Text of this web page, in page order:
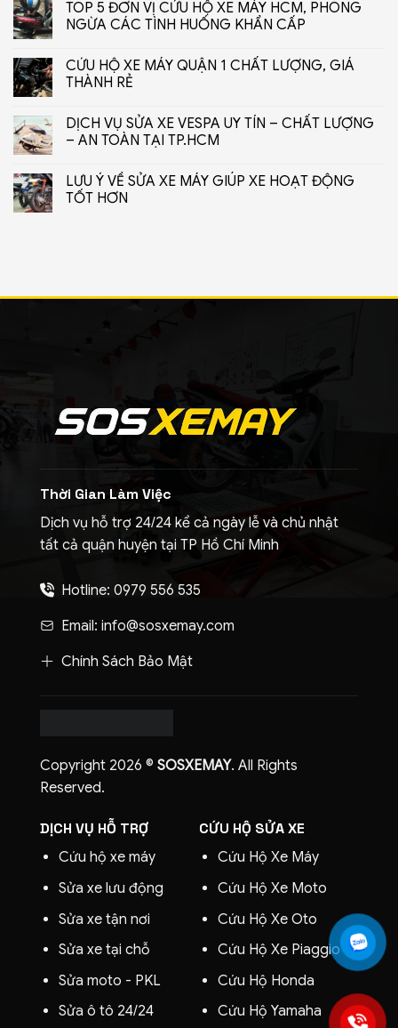
TOP 5 ĐƠN VỊ CỨU HỘ XE MÁY HCM, PHÒNG
NGỪA CÁC TÌNH HUỐNG KHẨN CẤP
CỨU HỘ XE MÁY QUẬN 1 CHẤT LƯỢNG, GIÁ
THÀNH RẺ
DỊCH VỤ SỬA XE VESPA UY TÍN – CHẤT LƯỢNG
– AN TOÀN TẠI TP.HCM
LƯU Ý VỀ SỬA XE MÁY GIÚP XE HOẠT ĐỘNG
TỐT HƠN
Thời Gian Làm Việc
Dịch vụ hỗ trợ 24/24 kể cả ngày lễ và chủ nhật
tất cả quận huyện tại TP Hồ Chí Minh
Hotline: 0979 556 535
Email: info@sosxemay.com
Chính Sách Bảo Mật
Copyright 2026 © SOSXEMAY. All Rights
Reserved.
DỊCH VỤ HỖ TRỢ
Cứu hộ xe máy
Sửa xe lưu động
Sửa xe tận nơi
Sửa xe tại chỗ
Sửa moto - PKL
Sửa ô tô 24/24
CỨU HỘ SỬA XE
Cứu Hộ Xe Máy
Cứu Hộ Xe Moto
Cứu Hộ Xe Oto
Cứu Hộ XePiaggio
Cứu Hộ Honda
Cứu Hộ Yamaha